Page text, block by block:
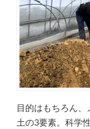
目的はもちろん、
土の3要素。科学